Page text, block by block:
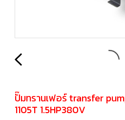
ปั๊มทรานเฟอร์ transfer
1105T 1.5HP380V